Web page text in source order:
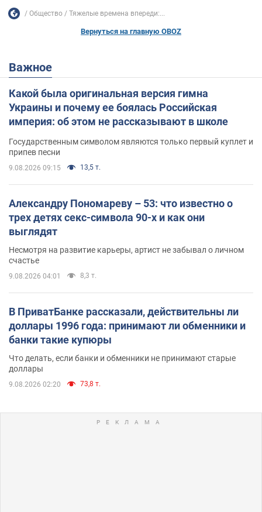
Общество Тяжелые времена впереди:...
Вернуться на главную OBOZ
Важное
Какой была оригинальная версия гимна
Украины и почему ее боялась Российская
империя: об этом не рассказывают в школе
Государственным символом являются только первый куплет и
припев песни
9.08.2026 09:15 13,5 т.
Александру Пономареву – 53: что известно о
трех детях секс-символа 90-х и как они
выглядят
Несмотря на развитие карьеры, артист не забывал о личном
счастье
9.08.2026 04:01 8,3 т.
В ПриватБанке рассказали, действительны ли
доллары 1996 года: принимают ли обменники и
банки такие купюры
Что делать, если банки и обменники не принимают старые
доллары
9.08.2026 02:20 73,8 т.